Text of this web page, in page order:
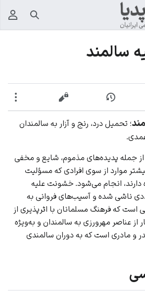
جستجو
سالمند
نمایش تاریخچهنمایش مبدأ
؛ تحمیل درد، رنج و آزار به سالمندان
جمله پدیده‌های مذموم، شایع و مخفی
موارد از سوی افرادی که مسؤلیت
دارند، انجام می‌شود. خشونت علیه
ناشی شده و آسیب‌های فروانی به
است که فرهنگ مسلمانان با اثرپذیری از
از عناصر مهرورزی به سالمندان و به‌ویژه
و مادری است که به دوران سالمندی